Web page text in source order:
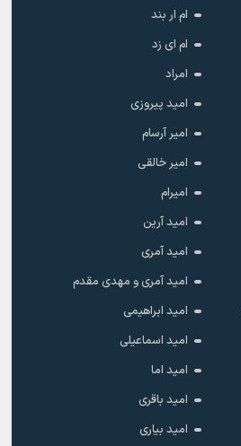
ام ار بند
ام ای زد
امراد
امید پیروزی
امیر آرسام
امیر خالقى
امیرام
امید آرین
امید آمری
امید آمری و مهدی مقدم
امید ابراهیمی
امید اسماعیلی
امید اما
امید باقری
امید بیاری